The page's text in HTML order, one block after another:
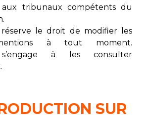
tribunaux compétents du
le droit de modifier les
à tout moment.
s’engage à les consulter
SUR